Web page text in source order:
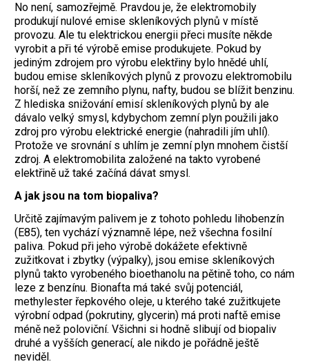
No není, samozřejmě. Pravdou je, že elektromobily
produkují nulové emise skleníkových plynů v místě
provozu. Ale tu elektrickou energii přeci musíte někde
vyrobit a při té výrobě emise produkujete. Pokud by
jediným zdrojem pro výrobu elektřiny bylo hnědé uhlí,
budou emise skleníkových plynů z provozu elektromobilu
horší, než ze zemního plynu, nafty, budou se blížit benzinu.
Z hlediska snižování emisí skleníkových plynů by ale
dávalo velký smysl, kdybychom zemní plyn použili jako
zdroj pro výrobu elektrické energie (nahradili jím uhlí).
Protože ve srovnání s uhlím je zemní plyn mnohem čistší
zdroj. A elektromobilita založené na takto vyrobené
elektřině už také začíná dávat smysl.
A jak jsou na tom biopaliva?
Určitě zajímavým palivem je z tohoto pohledu lihobenzín
(E85), ten vychází významně lépe, než všechna fosilní
paliva. Pokud při jeho výrobě dokážete efektivně
zužitkovat i zbytky (výpalky), jsou emise skleníkových
plynů takto vyrobeného bioethanolu na pětině toho, co nám
leze z benzínu. Bionafta má také svůj potenciál,
methylester řepkového oleje, u kterého také zužitkujete
výrobní odpad (pokrutiny, glycerin) má proti naftě emise
méně než poloviční. Všichni si hodně slibují od biopaliv
druhé a vyšších generací, ale nikdo je pořádně ještě
neviděl.